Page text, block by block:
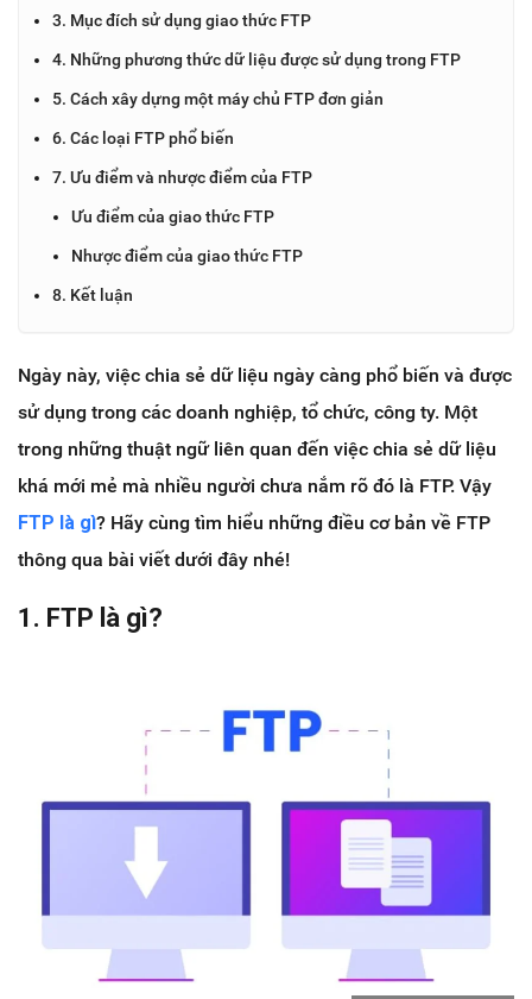
3. Mục đích sử dụng giao thức FTP
4. Những phương thức dữ liệu được sử dụng trong FTP
5. Cách xây dựng một máy chủ FTP đơn giản
6. Các loại FTP phổ biến
7. Ưu điểm và nhược điểm của FTP
Ưu điểm của giao thức FTP
Nhược điểm của giao thức FTP
8. Kết luận
Ngày này, việc chia sẻ dữ liệu ngày càng phổ biến và được
sử dụng trong các doanh nghiệp, tổ chức, công ty. Một
trong những thuật ngữ liên quan đến việc chia sẻ dữ liệu
khá mới mẻ mà nhiều người chưa nắm rõ đó là FTP. Vậy
FTP là gì? Hãy cùng tìm hiểu những điều cơ bản về FTP
thông qua bài viết dưới đây nhé!
1. FTP là gì?